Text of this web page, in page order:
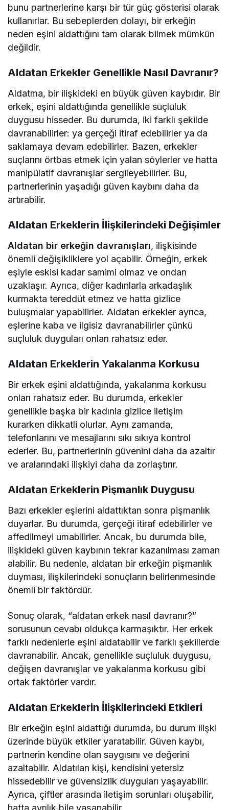
bunu partnerlerine karşı bir tür güç gösterisi olarak
kullanırlar. Bu sebeplerden dolayı, bir erkeğin
neden eşini aldattığını tam olarak bilmek mümkün
değildir.
Aldatan Erkekler Genellikle Nasıl Davranır?
Aldatma, bir ilişkideki en büyük güven kaybıdır. Bir
erkek, eşini aldattığında genellikle suçluluk
duygusu hisseder. Bu durumda, iki farklı şekilde
davranabilirler: ya gerçeği itiraf edebilirler ya da
saklamaya devam edebilirler. Bazen, erkekler
suçlarını örtbas etmek için yalan söylerler ve hatta
manipülatif davranışlar sergileyebilirler. Bu,
partnerlerinin yaşadığı güven kaybını daha da
artırabilir.
Aldatan Erkeklerin İlişkilerindeki Değişimler
Aldatan bir erkeğin davranışları, ilişkisinde
önemli değişikliklere yol açabilir. Örneğin, erkek
eşiyle eskisi kadar samimi olmaz ve ondan
uzaklaşır. Ayrıca, diğer kadınlarla arkadaşlık
kurmakta tereddüt etmez ve hatta gizlice
buluşmalar yapabilirler. Aldatan erkekler ayrıca,
eşlerine kaba ve ilgisiz davranabilirler çünkü
suçluluk duyguları onları rahatsız eder.
Aldatan Erkeklerin Yakalanma Korkusu
Bir erkek eşini aldattığında, yakalanma korkusu
onları rahatsız eder. Bu durumda, erkekler
genellikle başka bir kadınla gizlice iletişim
kurarken dikkatli olurlar. Aynı zamanda,
telefonlarını ve mesajlarını sıkı sıkıya kontrol
ederler. Bu, partnerlerinin güvenini daha da azaltır
ve aralarındaki ilişkiyi daha da zorlaştırır.
Aldatan Erkeklerin Pişmanlık Duygusu
Bazı erkekler eşlerini aldattıktan sonra pişmanlık
duyarlar. Bu durumda, gerçeği itiraf edebilirler ve
affedilmeyi umabilirler. Ancak, bu durumda bile,
ilişkideki güven kaybının tekrar kazanılması zaman
alabilir. Bu nedenle, aldatan bir erkeğin pişmanlık
duyması, ilişkilerindeki sonuçların belirlenmesinde
önemli bir faktördür.
Sonuç olarak, “aldatan erkek nasıl davranır?”
sorusunun cevabı oldukça karmaşıktır. Her erkek
farklı nedenlerle eşini aldatabilir ve farklı şekillerde
davranabilir. Ancak, genellikle suçluluk duygusu,
değişen davranışlar ve yakalanma korkusu gibi
ortak faktörler vardır.
Aldatan Erkeklerin İlişkilerindeki Etkileri
Bir erkeğin eşini aldattığı durumda, bu durum ilişki
üzerinde büyük etkiler yaratabilir. Güven kaybı,
partnerin kendine olan saygısını ve değerini
azaltabilir. Aldatılan kişi, kendisini yetersiz
hissedebilir ve güvensizlik duyguları yaşayabilir.
Ayrıca, çiftler arasında iletişim sorunları oluşabilir,
hatta ayrılık bile yaşanabilir.